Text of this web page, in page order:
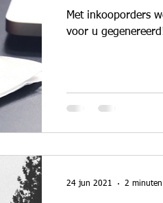
Met inkooporders
voor u
24 jun 2021 2